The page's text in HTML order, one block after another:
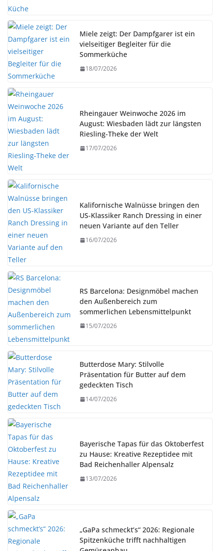
Miele zeigt: Der Dampfgarer ist ein
vielseitiger Begleiter für die
Sommerküche
18/07/2026
Rheingauer Weinwoche 2026 im
August: Wiesbaden lädt zur längsten
Riesling-Theke der Welt
17/07/2026
Kalifornische Walnüsse bringen den
US-Klassiker Ranch Dressing in einer
neuen Variante auf den Teller
16/07/2026
RS Barcelona: Designmöbel machen
den Außenbereich zum
sommerlichen Lebensmittelpunkt
15/07/2026
Butterdose Mary: Stilvolle
Präsentation für Butter auf dem
gedeckten Tisch
14/07/2026
Bayerische Tapas für das Oktoberfest
zu Hause: Kreative Rezeptidee mit
Bad Reichenhaller Alpensalz
13/07/2026
„GaPa schmeckt’s“ 2026: Regionale
Spitzenküche trifft nachhaltigen